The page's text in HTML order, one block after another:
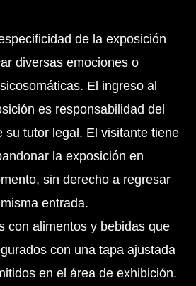
de la exposición
diversas emociones o
El ingreso al
es responsabilidad del
su tutor legal. El visitante tiene
la exposición en
sin derecho a regresar
entrada.
con alimentos y bebidas que
con una tapa ajustada
en el área de exhibición.